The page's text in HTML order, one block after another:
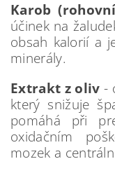
Karob
účinek na
obsah kalorií a
minerály.
Extrakt z oliv -
který snižuje
pomáhá při
oxidačním
mozek a